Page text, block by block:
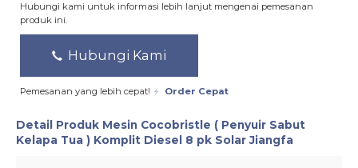
Hubungi kami untuk informasi lebih lanjut mengenai pemesanan
produk ini.
Hubungi Kami
Pemesanan yang lebih cepat! Order Cepat
Detail Produk Mesin Cocobristle ( Penyuir Sabut
Kelapa Tua ) Komplit Diesel 8 pk Solar Jiangfa